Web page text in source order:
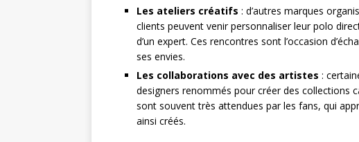
Les ateliers créatifs : d’autres marques
clients peuvent venir personnaliser leur polo
d’un expert. Ces rencontres sont l’occasion
ses envies.
Les collaborations avec des artistes :
designers renommés pour créer des collections
sont souvent très attendues par les fans, qui
ainsi créés.